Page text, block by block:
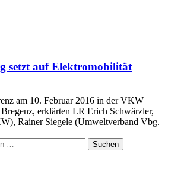
setzt auf Elektromobilität
am 10. Februar 2016 in der VKW
erklärten LR Erich Schwärzler,
Rainer Siegele (Umweltverband Vbg.